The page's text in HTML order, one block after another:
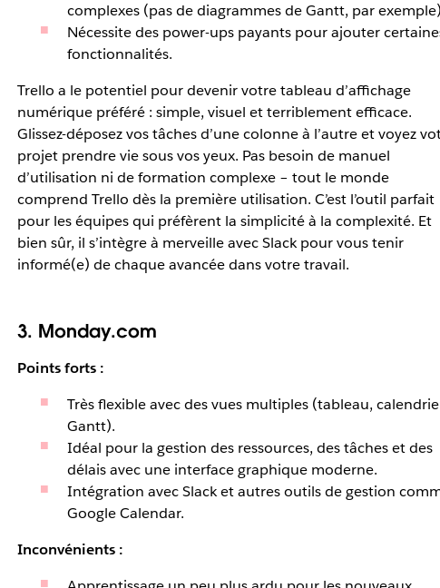
complexes (pas de diagrammes de Gantt, par
Nécessite des power-ups payants pour ajouter
fonctionnalités.
Trello a le potentiel pour devenir votre tableau d’affichage
numérique préféré : simple, visuel et terriblement efficace.
Glissez-déposez vos tâches d’une colonne à l’autre et voyez
projet prendre vie sous vos yeux. Pas besoin de manuel
d’utilisation ni de formation complexe – tout le monde
comprend Trello dès la première utilisation. C’est l’outil parfait
pour les équipes qui préfèrent la simplicité à la complexité. Et
bien sûr, il s’intègre à merveille avec Slack pour vous tenir
informé(e) de chaque avancée dans votre travail.
3. Monday.com
Points forts :
Très flexible avec des vues multiples (tableau,
Gantt).
Idéal pour la gestion des ressources, des tâches et des
délais avec une interface graphique moderne.
Intégration avec Slack et autres outils de gestion
Google Calendar.
Inconvénients :